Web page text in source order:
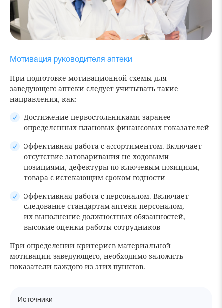
Мотивация руководителя аптеки
При подготовке мотивационной схемы для
заведующего аптеки следует учитывать такие
направления, как:
Достижение первостольниками заранее
определенных плановых финансовых показателей
Эффективная работа с ассортиментом. Включает
отсутствие затоваривания не ходовыми
позициями, дефектуры по ключевым позициям,
товара с истекающим сроком годности
Эффективная работа с персоналом. Включает
следование стандартам аптеки персоналом,
их выполнение должностных обязанностей,
высокие оценки работы сотрудников
При определении критериев материальной
мотивации заведующего, необходимо заложить
показатели каждого из этих пунктов.
Источники